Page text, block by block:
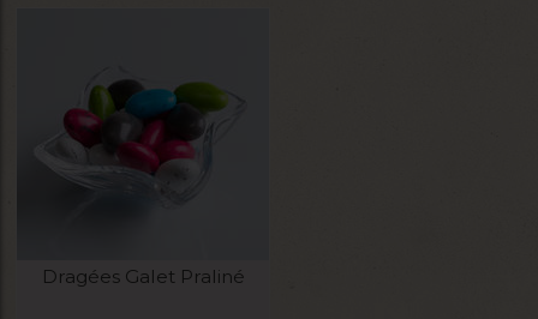
Dragées Galet Praliné